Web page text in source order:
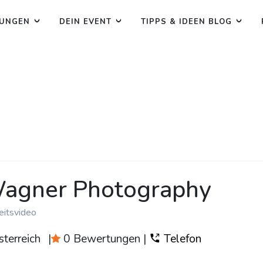
DEIN EVENT TIPPS & IDEEN BLOG
Photography
| 0 Bewertungen | Telefon